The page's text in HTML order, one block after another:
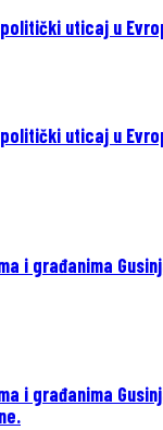
politički uticaj u
politički uticaj u
i građanima
i građanima